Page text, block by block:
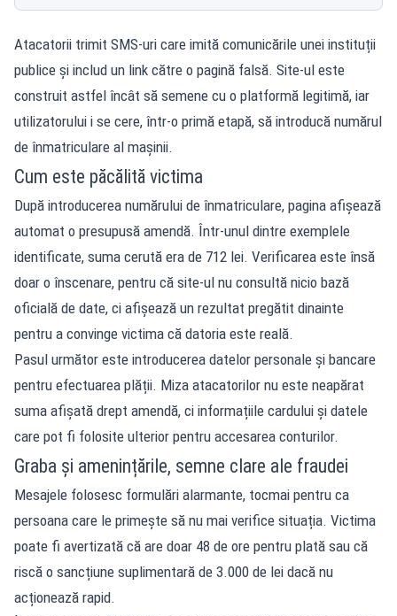
Atacatorii trimit SMS-uri care imită comunicările unei instituții
publice și includ un link către o pagină falsă. Site-ul este
construit astfel încât să semene cu o platformă legitimă, iar
utilizatorului i se cere, într-o primă etapă, să introducă numărul
de înmatriculare al mașinii.
Cum este păcălită victima
După introducerea numărului de înmatriculare, pagina afișează
automat o presupusă amendă. Într-unul dintre exemplele
identificate, suma cerută era de 712 lei. Verificarea este însă
doar o înscenare, pentru că site-ul nu consultă nicio bază
oficială de date, ci afișează un rezultat pregătit dinainte
pentru a convinge victima că datoria este reală.
Pasul următor este introducerea datelor personale și bancare
pentru efectuarea plății. Miza atacatorilor nu este neapărat
suma afișată drept amendă, ci informațiile cardului și datele
care pot fi folosite ulterior pentru accesarea conturilor.
Graba și amenințările, semne clare ale fraudei
Mesajele folosesc formulări alarmante, tocmai pentru ca
persoana care le primește să nu mai verifice situația. Victima
poate fi avertizată că are doar 48 de ore pentru plată sau că
riscă o sancțiune suplimentară de 3.000 de lei dacă nu
acționează rapid.